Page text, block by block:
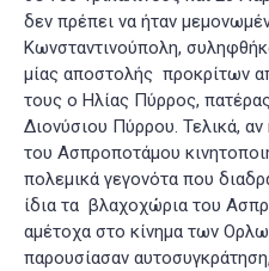
δεν πρέπει να ήταν
Κωνσταντινούπολη,
μίας αποστολής προκρίτων
τους ο Ηλίας Πύρρος,
Διονύσιου Πύρρου. Τελικά,
του Ασπροποτάμου
πολεμικά γεγονότα που
ίδια τα βλαχοχώρια του
αμέτοχα στο κίνημα των
παρουσίασαν